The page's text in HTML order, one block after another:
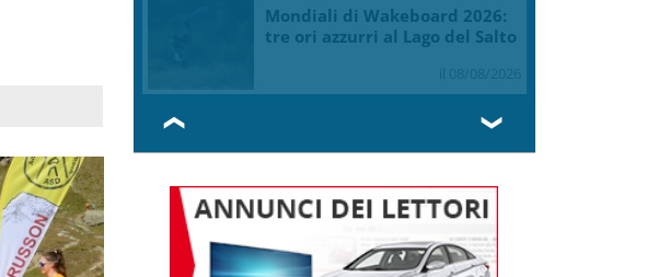
Mondiali di Wakeboard 2026:
tre ori azzurri al Lago del Salto
❮ ❯